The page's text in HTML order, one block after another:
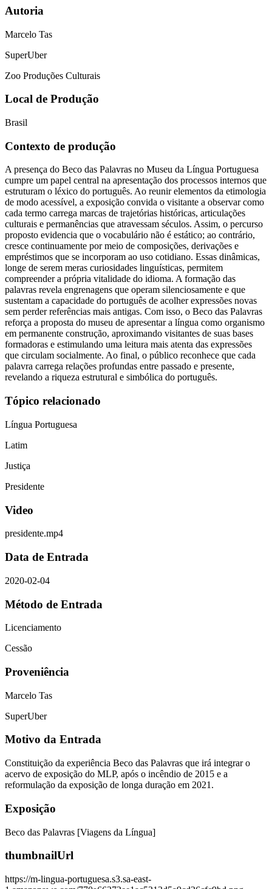
Autoria
Marcelo Tas
SuperUber
Zoo Produções Culturais
Local de Produção
Brasil
Contexto de produção
A presença do Beco das Palavras no Museu da Língua Portuguesa
cumpre um papel central na apresentação dos processos internos que
estruturam o léxico do português. Ao reunir elementos da etimologia
de modo acessível, a exposição convida o visitante a observar como
cada termo carrega marcas de trajetórias históricas, articulações
culturais e permanências que atravessam séculos. Assim, o percurso
proposto evidencia que o vocabulário não é estático; ao contrário,
cresce continuamente por meio de composições, derivações e
empréstimos que se incorporam ao uso cotidiano. Essas dinâmicas,
longe de serem meras curiosidades linguísticas, permitem
compreender a própria vitalidade do idioma. A formação das
palavras revela engrenagens que operam silenciosamente e que
sustentam a capacidade do português de acolher expressões novas
sem perder referências mais antigas. Com isso, o Beco das Palavras
reforça a proposta do museu de apresentar a língua como organismo
em permanente construção, aproximando visitantes de suas bases
formadoras e estimulando uma leitura mais atenta das expressões
que circulam socialmente. Ao final, o público reconhece que cada
palavra carrega relações profundas entre passado e presente,
revelando a riqueza estrutural e simbólica do português.
Tópico relacionado
Língua Portuguesa
Latim
Justiça
Presidente
Video
presidente.mp4
Data de Entrada
2020-02-04
Método de Entrada
Licenciamento
Cessão
Proveniência
Marcelo Tas
SuperUber
Motivo da Entrada
Constituição da experiência Beco das Palavras que irá integrar o
acervo de exposição do MLP, após o incêndio de 2015 e a
reformulação da exposição de longa duração em 2021.
Exposição
Beco das Palavras [Viagens da Língua]
thumbnailUrl
https://m-lingua-portuguesa.s3.sa-east-